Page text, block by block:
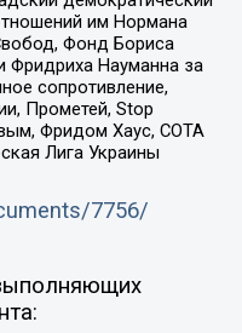
им Нормана
Фонд Бориса
Науманна за
сопротивление,
Прометей, Stop
Фридом Хаус, СОТА
Лига Украины
7756/